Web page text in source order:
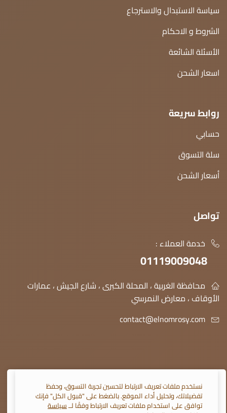
سياسة الاستبدال والاسترجاع
الشروط و الاحكام
الأسئلة الشائعة
اسعار الشحن
روابط سريعة
حسابي
سلة التسوق
أسعار الشحن
تواصل
خدمة العملاء :
01119009048
محافظة الغربية ، المحلة الكبرى ، شارع الجيش ، عمارات
الأوقاف ، معارض النمرسي
contact@elnomrosy.com
© 2026 النمرسي جميع الحقوق محفوظة
نستخدم ملفات تعريف الارتباط لتحسين تجربة التسوق، وحفظ
تفضيلاتك، وتحليل أداء الموقع. بالضغط على "قبول الكل" فإنك
توافق على استخدام ملفات تعريف الارتباط وفقًا لــسياسة